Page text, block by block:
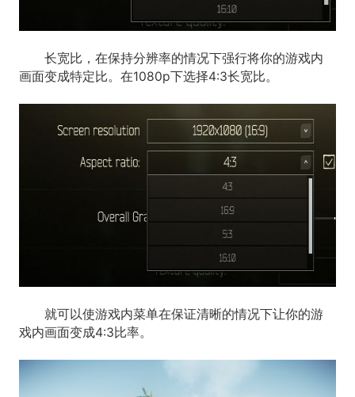
长宽比，在保持分辨率的情况下强行将你的游戏内
画面变成特定比。在1080p下选择4:3长宽比。
就可以使游戏内菜单在保证清晰的情况下让你的游
戏内画面变成4:3比率。